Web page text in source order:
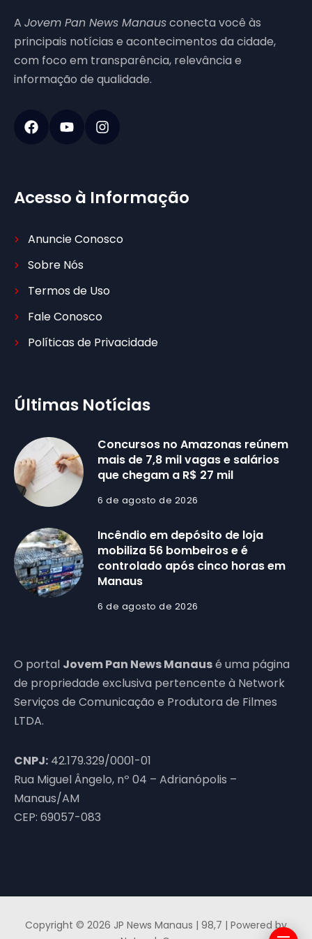
A Jovem Pan News Manausconecta você às
principais notícias e acontecimentos da cidade,
com foco em transparência, relevância e
informação de qualidade.
Acesso à Informação
Anuncie Conosco
Sobre Nós
Termos de Uso
Fale Conosco
Políticas de Privacidade
Últimas Notícias
Concursos no Amazonas reúnem
mais de 7,8 mil vagas e salários
que chegam a R$ 27 mil
6 de agosto de 2026
Incêndio em depósito de loja
mobiliza 56 bombeiros e é
controlado após cinco horas em
Manaus
6 de agosto de 2026
O portal Jovem Pan News Manausé uma página
de propriedade exclusiva pertencente à Network
Serviços de Comunicação e Produtora de Filmes
LTDA.
CNPJ: 42.179.329/0001-01
Rua Miguel Ângelo, nº 04 – Adrianópolis –
Manaus/AM
CEP: 69057-083
Copyright © 2026 JP News Manaus | 98,7 | Powered by